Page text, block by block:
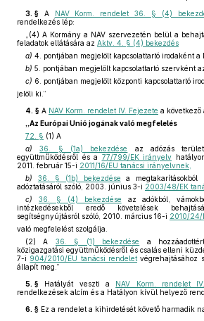
3. § A NAV Korm. rendelet 36. § (4)
rendelkezés lép:
„(4) A Kormány a NAV szervezetén belül a
feladatok ellátására az Aktv. 4. § (4) bekezdés
a) 4. pontjában megjelölt kapcsolattartó irodaként a
b) 5. pontjában megjelölt kapcsolattartó szervként
c) 6. pontjában megjelölt központi kapcsolattartó
jelöli ki.”
4. § A NAV Korm. rendelet IV. Fejezete a következő
„Az Európai Unió jogának való megfelelés
72. § (1) A
a)
36. § (1a) bekezdése
az adózás
együttműködésről és a 77/799/EK irányelv
2011. február 15-i 2011/16/EU tanácsi irányelvnek,
b)
36. § (1b) bekezdése a megtakarításokból
adóztatásáról szóló, 2003. június 3-i 2003/48/EK
c)
36. § (4) bekezdése az adókból,
intézkedésekből eredő követelések
segítségnyújtásról szóló, 2010. március 16-i 2010/24/
való megfelelést szolgálja.
(2) A 36. § (1) bekezdése
a
közigazgatási együttműködésről és csalás elleni
7-i 904/2010/EU tanácsi rendelet végrehajtásához
állapít meg.”
5. § Hatályát veszti a NAV Korm. rendelet
rendelkezések alcím és a Hatályon kívül helyező
6. § Ez a rendelet a kihirdetését követő harmadik